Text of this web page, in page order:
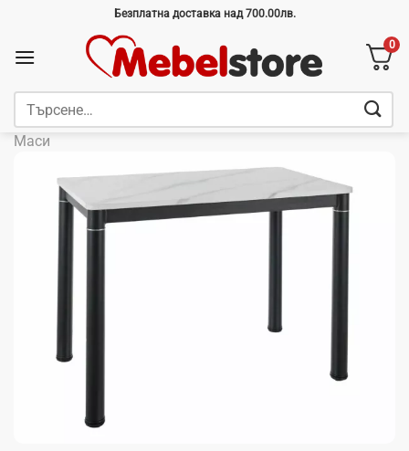
content
Безплатна доставка над 700.00лв.
0
Търсене
Маси